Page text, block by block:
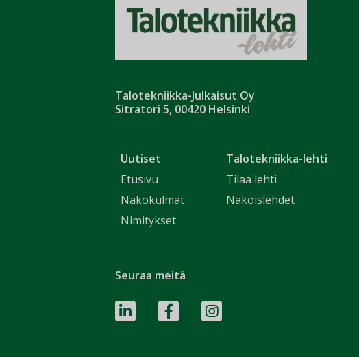
Talotekniikka-Julkaisut Oy
Sitratori 5, 00420 Helsinki
Uutiset
Etusivu
Näkökulmat
Nimitykset
Talotekniikka-lehti
Tilaa lehti
Näköislehdet
Seuraa meitä